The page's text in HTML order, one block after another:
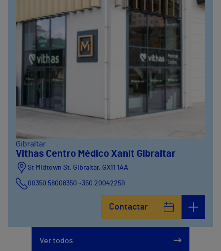
Gibraltar
Vithas Centro Médico Xanit Gibraltar
St Midtown St, Gibraltar, GX11 1AA
00350 58008350 +350 20042259
Contactar
Ver todos